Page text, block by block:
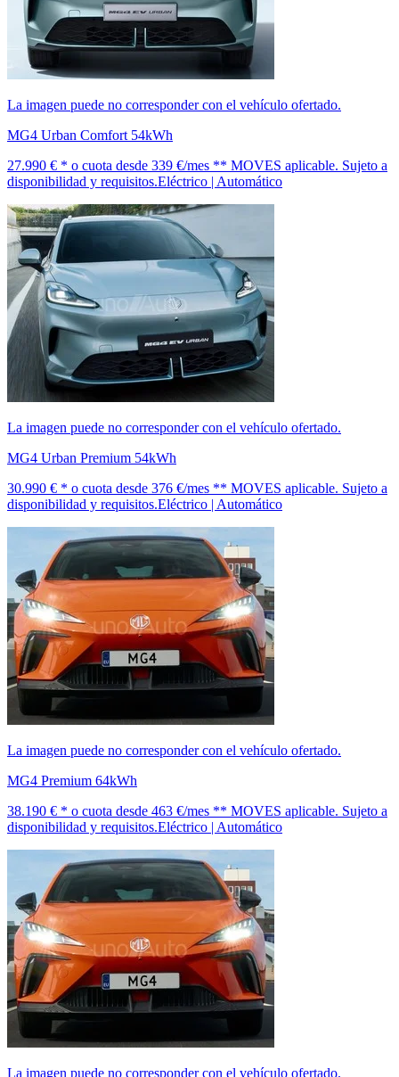
La imagen puede no corresponder con el vehículo ofertado.
MG4 Urban Comfort 54kWh
27.990 € * o cuota desde 339 €/mes ** MOVES aplicable. Sujeto a
disponibilidad y requisitos.Eléctrico | Automático
La imagen puede no corresponder con el vehículo ofertado.
MG4 Urban Premium 54kWh
30.990 € * o cuota desde 376 €/mes ** MOVES aplicable. Sujeto a
disponibilidad y requisitos.Eléctrico | Automático
La imagen puede no corresponder con el vehículo ofertado.
MG4 Premium 64kWh
38.190 € * o cuota desde 463 €/mes ** MOVES aplicable. Sujeto a
disponibilidad y requisitos.Eléctrico | Automático
La imagen puede no corresponder con el vehículo ofertado.